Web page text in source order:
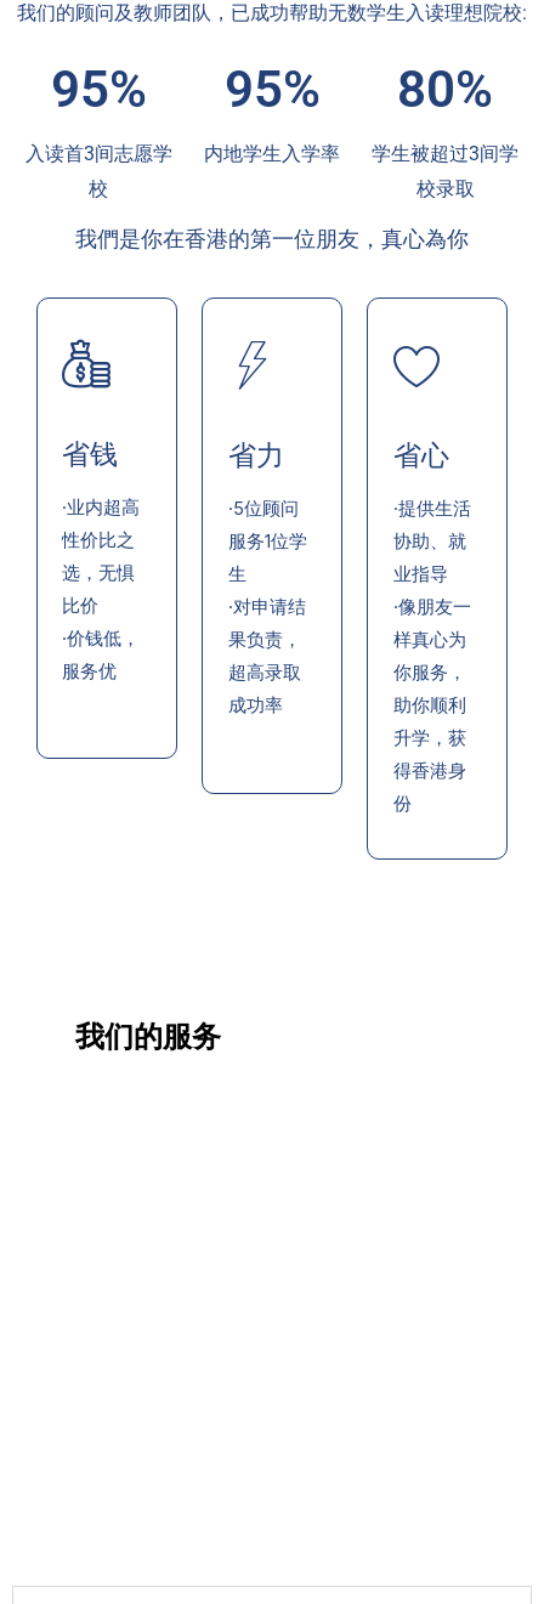
我们的顾问及教师团队，已成功帮助无数学生入读理想院校:
95%
入读首3间志愿学
校
95%
内地学生入学率
80%
学生被超过3间学
校录取
我們是你在香港的第一位朋友，真心為你
省钱
·业内超高
性价比之
选，无惧
比价
·价钱低，
服务优
省力
·5位顾问
服务1位学
生
·对申请结
果负责，
超高录取
成功率
省心
·提供生活
协助、就
业指导
·像朋友一
样真心为
你服务，
助你顺利
升学，获
得香港身
份
我们的服务